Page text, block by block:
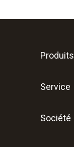
Produits
Service
Société